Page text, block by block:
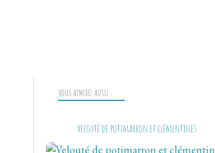
VOUS AIMEREZ AUSSI :
Velouté de potimarron et clémentines